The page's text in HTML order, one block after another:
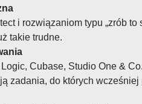
i rozwiązaniom typu „zrób
takie trudne.
Cubase, Studio One &
zadania, do których wcześniej